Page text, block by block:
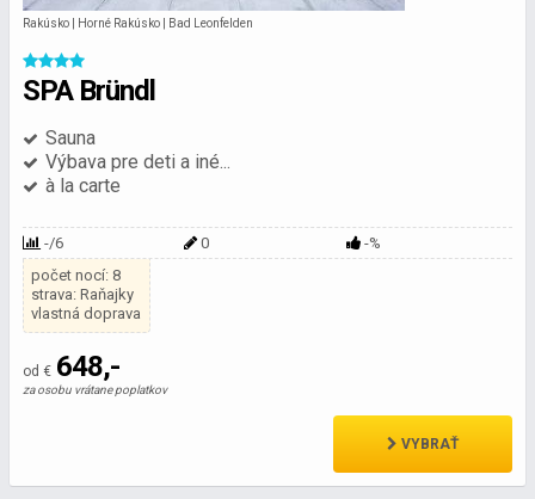
Rakúsko | Horné Rakúsko | Bad Leonfelden
SPA Bründl
Sauna
Výbava pre deti a iné...
à la carte
-/6 0
-%
počet nocí: 8
strava: Raňajky
vlastná doprava
od € 648,-
za osobu vrátane poplatkov
VYBRAŤ